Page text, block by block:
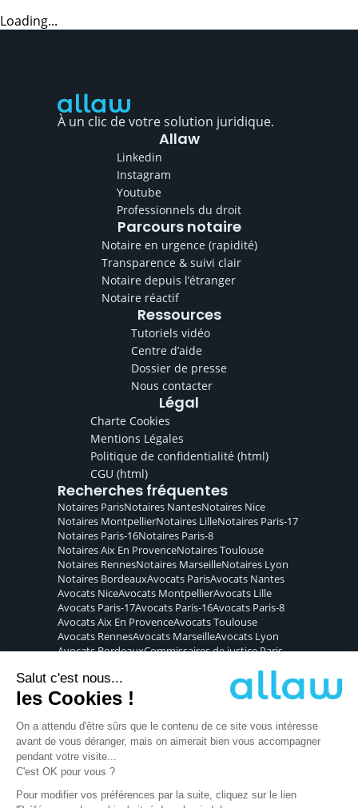
Loading...
À un clic de votre solution juridique.
Allaw
Linkedin
Instagram
Youtube
Professionnels du droit
Parcours notaire
Notaire en urgence (rapidité)
Transparence & suivi clair
Notaire depuis l’étranger
Notaire réactif
Ressources
Tutoriels vidéo
Centre d’aide
Dossier de presse
Nous contacter
Légal
Charte Cookies
Mentions Légales
Politique de confidentialité (html)
CGU (html)
Recherches fréquentes
Notaires ParisNotaires NantesNotaires Nice
Notaires MontpellierNotaires LilleNotaires Paris-17
Notaires Paris-16Notaires Paris-8
NotairesAix En ProvenceNotairesToulouse
Notaires RennesNotaires MarseilleNotaires Lyon
Notaires BordeauxAvocats ParisAvocats Nantes
Avocats NiceAvocats MontpellierAvocats Lille
Avocats Paris-17Avocats Paris-16Avocats Paris-8
AvocatsAix En ProvenceAvocatsToulouse
Avocats RennesAvocats MarseilleAvocats Lyon
AvocatsBordeauxCommissaires de justiceParis
Commissaires de justice
Commissaires de justice
Commissaires de justice
Commissaires de justiceParis-17
Commissaires de justice Paris-16
Commissaires de justice
Commissaires de justice
Commissaires de justice
Commissaires de justice Rennes